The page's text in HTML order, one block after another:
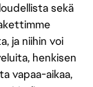
sekä
ja niihin voi
henkisen
vapaa-aikaa,